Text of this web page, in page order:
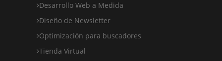
Desarrollo Web a Medida
Diseño de Newsletter
Optimización para buscadores
Tienda Virtual